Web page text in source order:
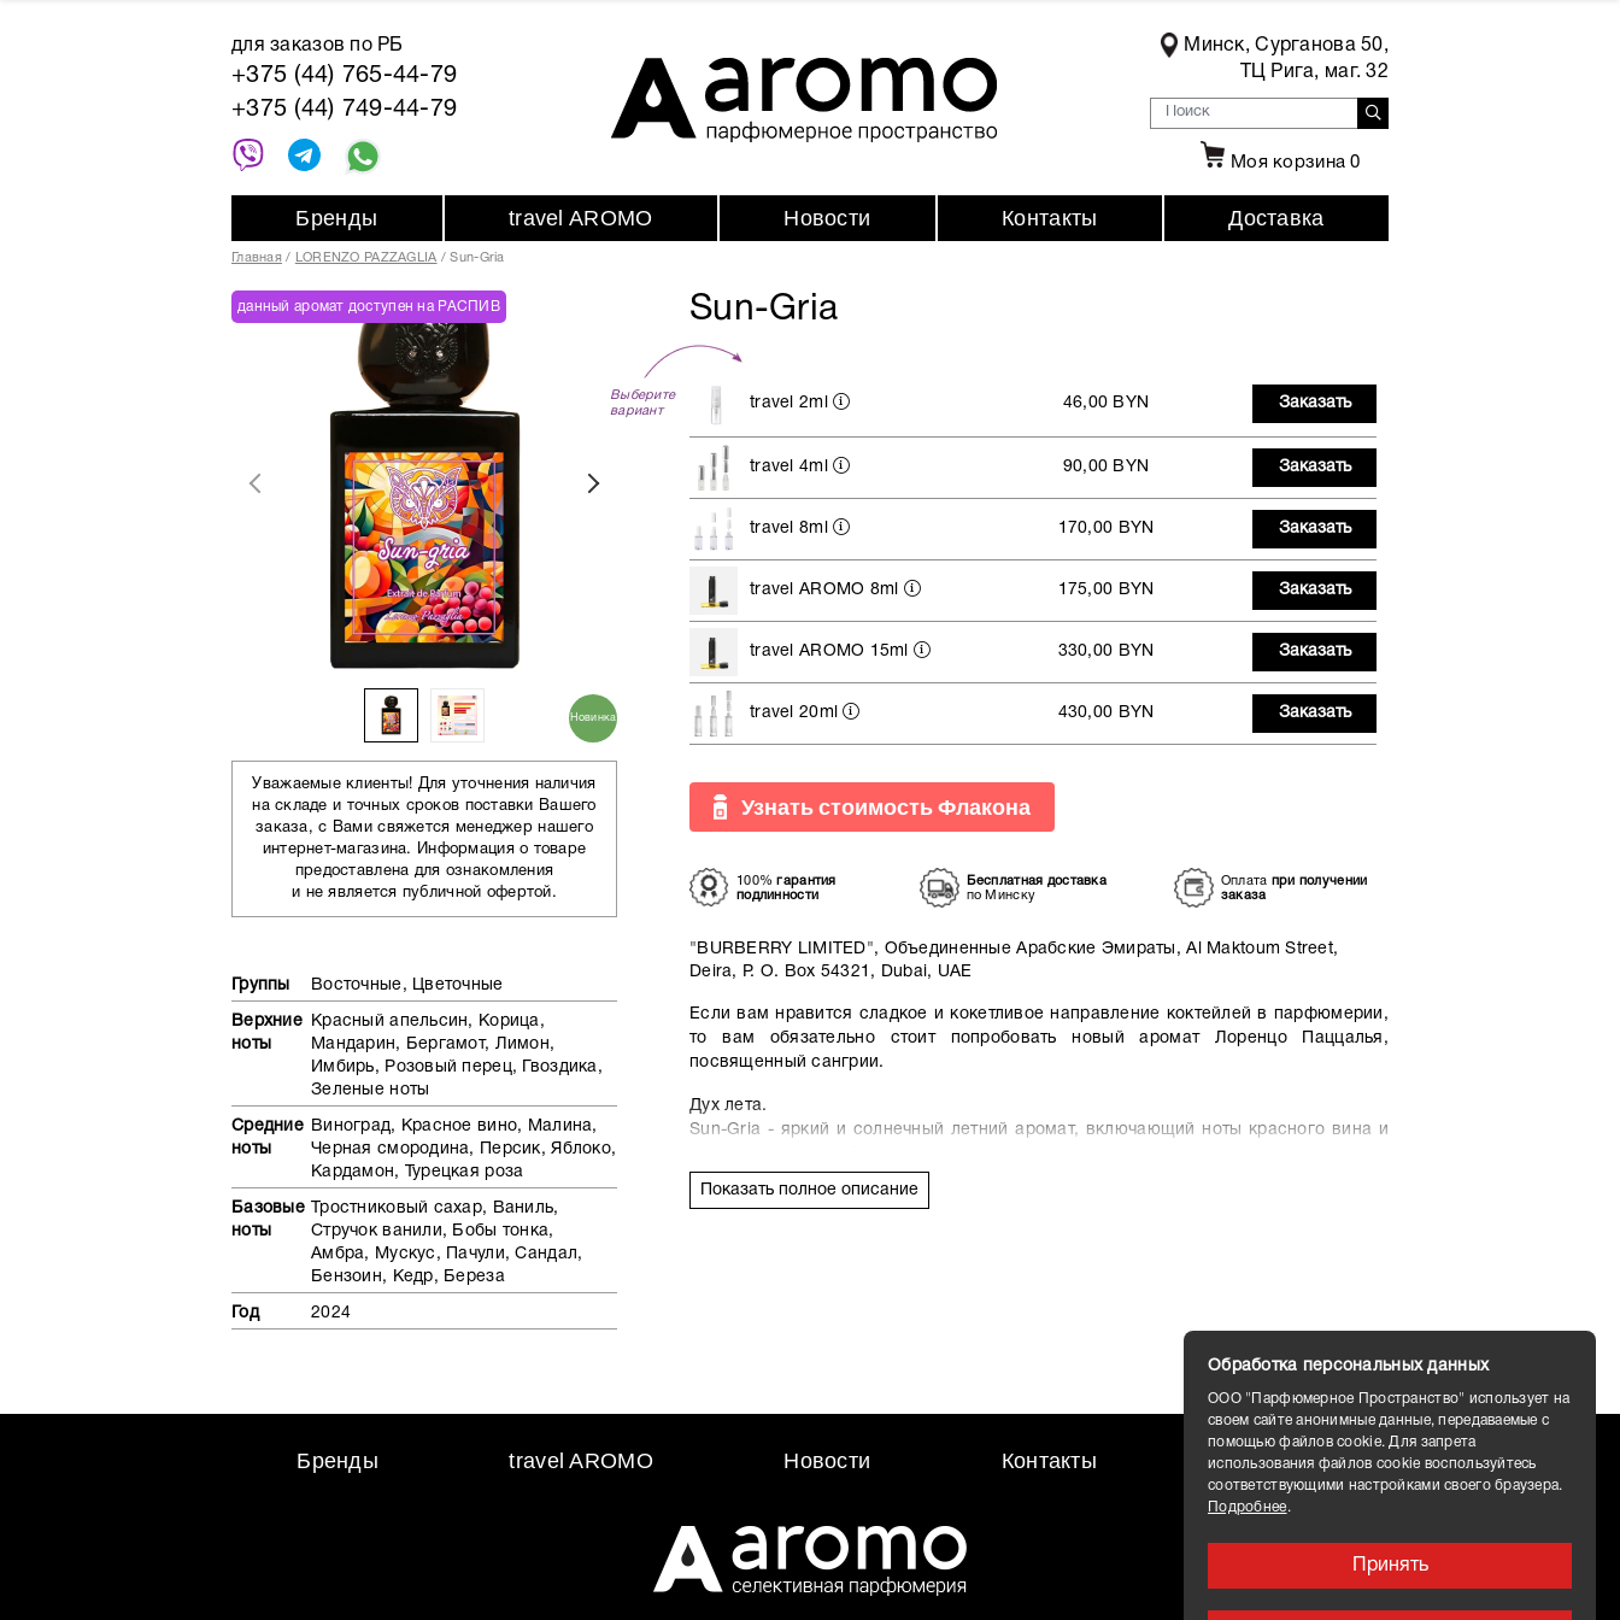
для заказов по РБ
+375 (44) 765-44-79
+375 (44) 749-44-79
Минск, Сурганова 50,
ТЦ Рига, маг. 32
Моя корзина0
Бренды travel AROMO Новости Контакты Доставка
Главная LORENZO PAZZAGLIA Sun-Gria
Sun-Gria
данный аромат доступен на РАСПИВ
Новинка
Уважаемые клиенты! Для уточнения наличия
на складе и точных сроков поставки Вашего
заказа, с Вами свяжется менеджер нашего
интернет-магазина. Информация о товаре
предоставлена для ознакомления
и не является публичной офертой.
Группы Восточные, Цветочные
Верхние
ноты
Красный апельсин, Корица,
Мандарин, Бергамот, Лимон,
Имбирь, Розовый перец, Гвоздика,
Зеленые ноты
Средние
ноты
Виноград, Красное вино, Малина,
Черная смородина, Персик, Яблоко,
Кардамон, Турецкая роза
Базовые
ноты
Тростниковый сахар, Ваниль,
Стручок ванили, Бобы тонка,
Амбра, Мускус, Пачули, Сандал,
Бензоин, Кедр, Береза
Год 2024
Выберите
вариант
travel 2ml 46,00 BYN Заказать
travel 4ml 90,00 BYN Заказать
travel 8ml 170,00 BYN Заказать
travel AROMO 8ml 175,00 BYN Заказать
travel AROMO 15ml 330,00 BYN Заказать
travel 20ml 430,00 BYN Заказать
Узнать стоимость Флакона
100%гарантия
подлинности
Бесплатная доставка
по Минску
Оплата при получении
заказа
"BURBERRY LIMITED", Объединенные Арабские Эмираты, Al Maktoum Street,
Deira, P. O. Box 54321, Dubai, UAE
Если вам нравится сладкое и кокетливое направление коктейлей в парфюмерии,
то вам обязательно стоит попробовать новый аромат Лоренцо Паццалья,
посвященный сангрии.
Дух лета.
Sun-Gria - яркий и солнечный летний аромат, включающий ноты красного вина и
фирменную ваниль Паццалья, знакомую нам по предыдущим ароматам бренда.
кислых фруктов и малины, переплетающихся с оттенком розы, придающим
сердцу аромата прекрасную бархатистость. Парфюм очень оптимистичен и
избегает чрезмерно сладкого (даже немного приторного) звучания предыдущих
Как я упоминала в своём обзоре, Sun-Gria определённо станет сильным
конкурентом главному летнему бестселлеру бренда, Summer Hammer. Этот
опьяняющий и вызывающий настоящее привыкание аромат, наполненный
благоуханием согретых солнцем и пропитанных вином фруктов, излучает
солнечное сияние и оптимизм.
Sun-Gria – идеальный аромат для летних вечеринок, когда вы хотите чувствовать
Показать полное описание
Бренды travel AROMO Новости Контакты Доставка
Обработка персональных данных
ООО "Парфюмерное Пространство" использует на
своем сайте анонимные данные, передаваемые с
помощью файлов cookie. Для запрета
использования файлов cookie воспользуйтесь
соответствующими настройками своего браузера.
Подробнее.
Принять